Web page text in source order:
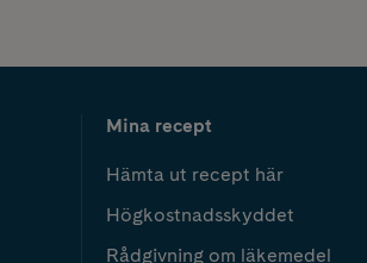
Mina recept
Hämta ut recept här
Högkostnadsskyddet
Rådgivning om läkemedel